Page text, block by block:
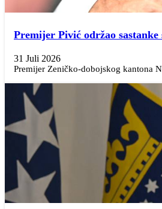
Premijer Pivić održao
31 Juli 2026
Premijer Zeničko-dobojskog kantona